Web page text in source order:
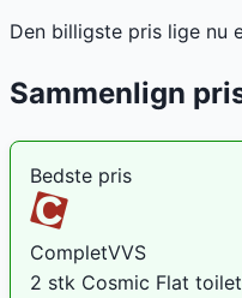
Den billigste pris lige nu
Sammenlign
Bedste pris
CompletVVS
2 stk Cosmic Flat